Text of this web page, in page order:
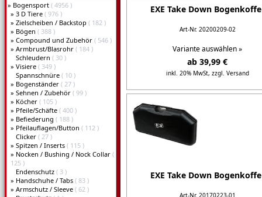
» Bogensport ( 4956 )
» 3 D Tiere ( 976 )
» Zielscheiben / Backstop ( 182 )
» Bögen ( 388 )
» Compound und Zubehör ( 546 )
» Armbrust/Blasrohr ( 184 )
Schleudern ( 30 )
» Visiere ( 349 )
Spannschnüre ( 10 )
» Bogenständer ( 27 )
» Sehnen / Zubehör ( 99 )
» Köcher ( 105 )
» Pfeile/Schäfte ( 400 )
» Befiederung ( 188 )
» Pfeilauflagen/Button ( 112 )
Clicker ( 27 )
» Spitzen / Inserts ( 115 )
» Nocken / Bushing / Nock Collar (
125 )
Endenschutz ( 3 )
» Handschuhe / Tabs ( 83 )
» Armschutz / Sleeve ( 62 )
EXE Take Down
Art-Nr. 20200209-02
Variante auswählen »
ab 39,99 €
inkl. 20% MwSt, zzgl. Versand
Details...
EXE Take Down
Art-Nr. 20170223-01